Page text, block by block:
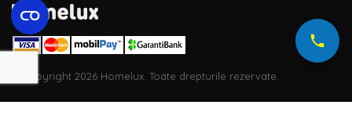
© Copyright 2026 Homelux. Toate drepturile rezervate.